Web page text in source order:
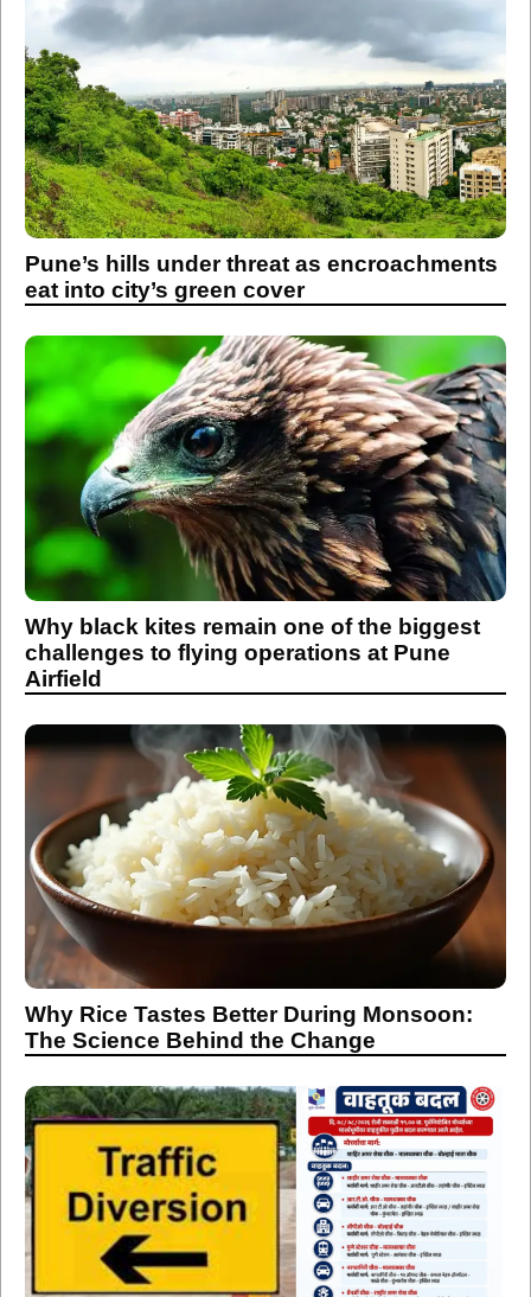
Pune’s hills under threat as encroachments
eat into city’s green cover
Why black kites remain one of the biggest
challenges to flying operations at Pune
Airfield
Why Rice Tastes Better During Monsoon:
The Science Behind the Change